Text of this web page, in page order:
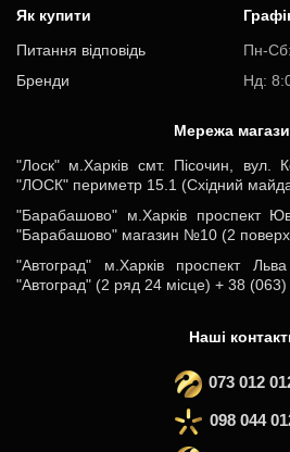
Як купити
Питання відповідь
Бренди
Пн-
Нд:
Мережа
"Лоск" м.Харків смт. Пісочин, вул.
"ЛОСК" периметр 15.1 (Східний
"Барабашово" м.Харків проспект
"Барабашово" магазин №10 (2
"Автоград" м.Харків проспект
"Автоград" (2 ряд 24 місце) + 38
Наші
073 012
098 044